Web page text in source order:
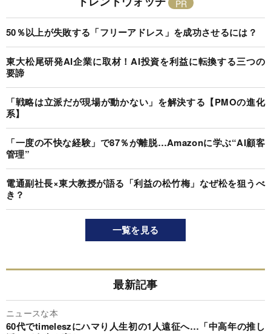
50％以上が失敗する「フリーアドレス」を成功させるには？
東大松尾研発AI企業に取材！AI投資を利益に転換する三つの
要諦
「戦略は立派だが現場が動かない」を解決する【PMOの進化
系】
「一度の不快な経験」で87％が離脱…Amazonに学ぶ“AI顧客
管理”
電通副社長×東大教授が語る「利益の松竹梅」なぜ松を狙うべ
き？
一覧を見る
最新記事
ニュースな本
60代でtimeleszにハマり人生初の1人遠征へ…「中高年の推し